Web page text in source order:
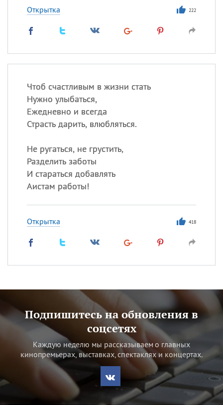
Открытка 222
Чтоб счастливым в жизни стать
Нужно улыбаться,
Ежедневно и всегда
Страсть дарить, влюбляться.
Не ругаться, не грустить,
Разделить заботы
И стараться добавлять
Аистам работы!
Открытка 418
Подпишитесь на обновления в
соцсетях
Каждую неделю мы рассказываем о главных
кинопремьерах, выставках, спектаклях и концертах.